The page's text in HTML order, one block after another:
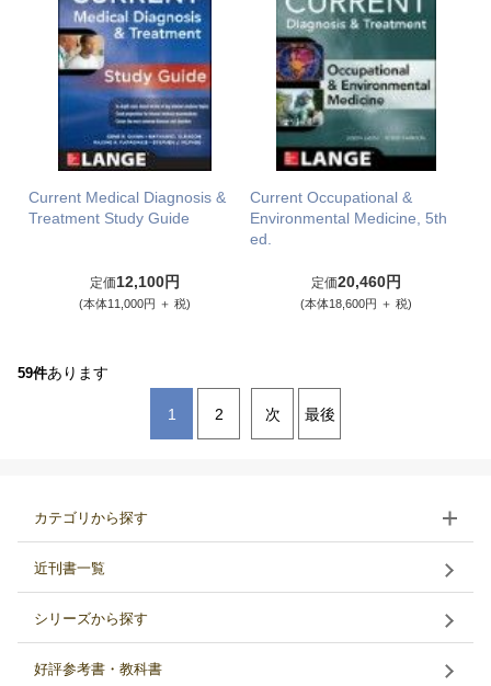
Current Medical Diagnosis &
Treatment Study Guide
定価12,100円
(本体11,000円 ＋ 税)
Current Occupational &
Environmental Medicine, 5th
ed.
定価20,460円
(本体18,600円 ＋ 税)
59件あります
1 2 次 最後
カテゴリから探す
近刊書一覧
シリーズから探す
好評参考書・教科書